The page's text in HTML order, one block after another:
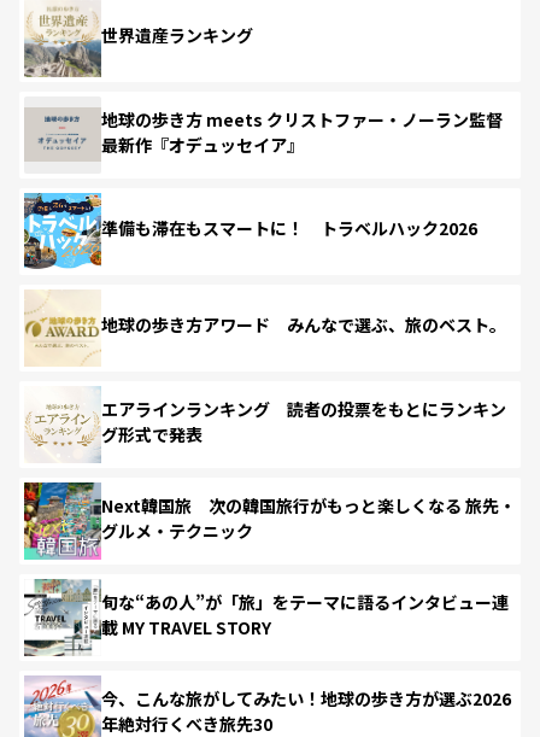
世界遺産ランキング
地球の歩き方 meets クリストファー・ノーラン監督
最新作『オデュッセイア』
準備も滞在もスマートに！ トラベルハック2026
地球の歩き方アワード みんなで選ぶ、旅のベスト。
エアラインランキング 読者の投票をもとにランキン
グ形式で発表
Next韓国旅 次の韓国旅行がもっと楽しくなる 旅先・
グルメ・テクニック
旬な“あの人”が「旅」をテーマに語るインタビュー連
載 MY TRAVEL STORY
今、こんな旅がしてみたい！地球の歩き方が選ぶ2026
年絶対行くべき旅先30